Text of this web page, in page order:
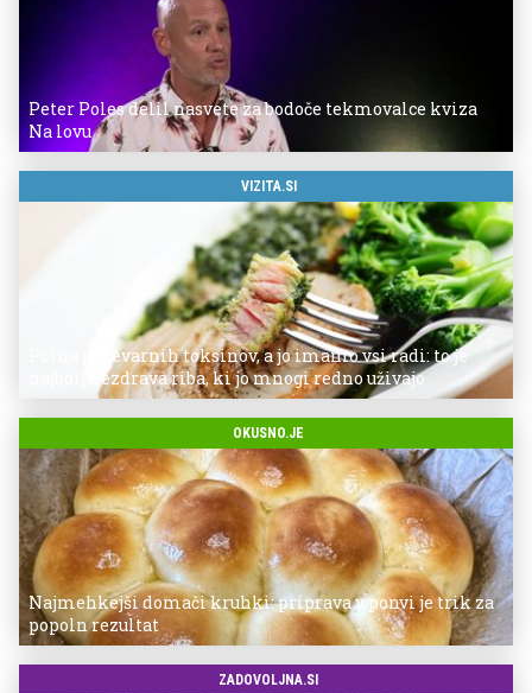
Peter Poles delil nasvete za bodoče tekmovalce kviza
Na lovu
VIZITA.SI
Polna je nevarnih toksinov, a jo imamo vsi radi: to je
najbolj nezdrava riba, ki jo mnogi redno uživajo
OKUSNO.JE
Najmehkejši domači kruhki: priprava v ponvi je trik za
popoln rezultat
ZADOVOLJNA.SI